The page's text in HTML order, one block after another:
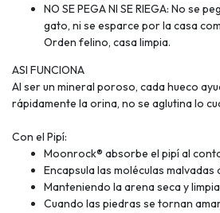
NO SE PEGA NI SE RIEGA: No se
gato, ni se esparce por la casa
Orden felino, casa limpia.
ASI FUNCIONA
Al ser un mineral poroso, cada hueco
rápidamente la orina, no se aglutina lo
Con el Pipí:
Moonrock® absorbe el pipí al
Encapsula las moléculas malvadas
Manteniendo la arena seca y
Cuando las piedras se tornan